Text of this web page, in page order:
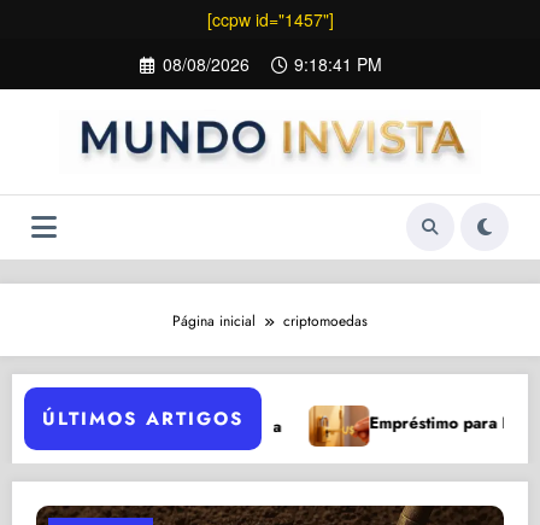
[ccpw id="1457"]
o
08/08/2026 9:18:41 PM
Página inicial criptomoedas
ÚLTIMOS ARTIGOS
Investir Após Queda Empréstimo para Negativado: 5